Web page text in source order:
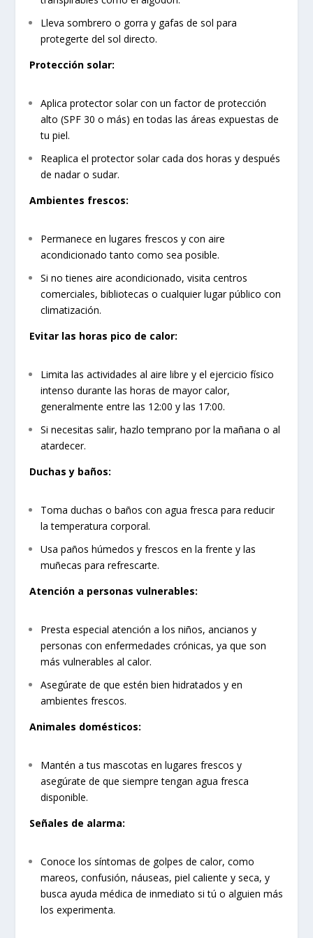
Lleva sombrero o gorra y gafas de sol para
protegerte del sol directo.
Protección solar:
Aplica protector solar con un factor de protección
alto (SPF 30 o más) en todas las áreas expuestas de
tu piel.
Reaplica el protector solar cada dos horas y después
de nadar o sudar.
Ambientes frescos:
Permanece en lugares frescos y con aire
acondicionado tanto como sea posible.
Si no tienes aire acondicionado, visita centros
comerciales, bibliotecas o cualquier lugar público con
climatización.
Evitar las horas pico de calor:
Limita las actividades al aire libre y el ejercicio físico
intenso durante las horas de mayor calor,
generalmente entre las 12:00 y las 17:00.
Si necesitas salir, hazlo temprano por la mañana o al
atardecer.
Duchas y baños:
Toma duchas o baños con agua fresca para reducir
la temperatura corporal.
Usa paños húmedos y frescos en la frente y las
muñecas para refrescarte.
Atención a personas vulnerables:
Presta especial atención a los niños, ancianos y
personas con enfermedades crónicas, ya que son
más vulnerables al calor.
Asegúrate de que estén bien hidratados y en
ambientes frescos.
Animales domésticos:
Mantén a tus mascotas en lugares frescos y
asegúrate de que siempre tengan agua fresca
disponible.
Señales de alarma:
Conoce los síntomas de golpes de calor, como
mareos, confusión, náuseas, piel caliente y seca, y
busca ayuda médica de inmediato si tú o alguien más
los experimenta.